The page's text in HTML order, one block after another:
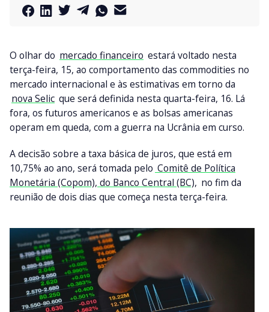
O olhar do mercado financeiro estará voltado nesta
terça-feira, 15, ao comportamento das commodities no
mercado internacional e às estimativas em torno da
nova Selic que será definida nesta quarta-feira, 16. Lá
fora, os futuros americanos e as bolsas americanas
operam em queda, com a guerra na Ucrânia em curso.
A decisão sobre a taxa básica de juros, que está em
10,75% ao ano, será tomada pelo Comitê de Política
Monetária (Copom), do Banco Central (BC), no fim da
reunião de dois dias que começa nesta terça-feira.